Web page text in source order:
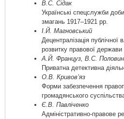
В.С. Сідак
Українські спецслужби
змагань 1917–1921 рр.
І.Й. Магновський
Децентралізація
розвитку правової держави
А.Й. Француз, В.С.
Приватна детективна
О.В. Кривов’яз
Форми забезпечення
громадянського
Є.В. Павліченко
Адміністративно-правове